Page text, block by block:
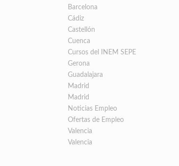
Barcelona
Cádiz
Castellón
Cuenca
Cursos del INEM SEPE
Gerona
Guadalajara
Madrid
Madrid
Noticias Empleo
Ofertas de Empleo
Valencia
Valencia